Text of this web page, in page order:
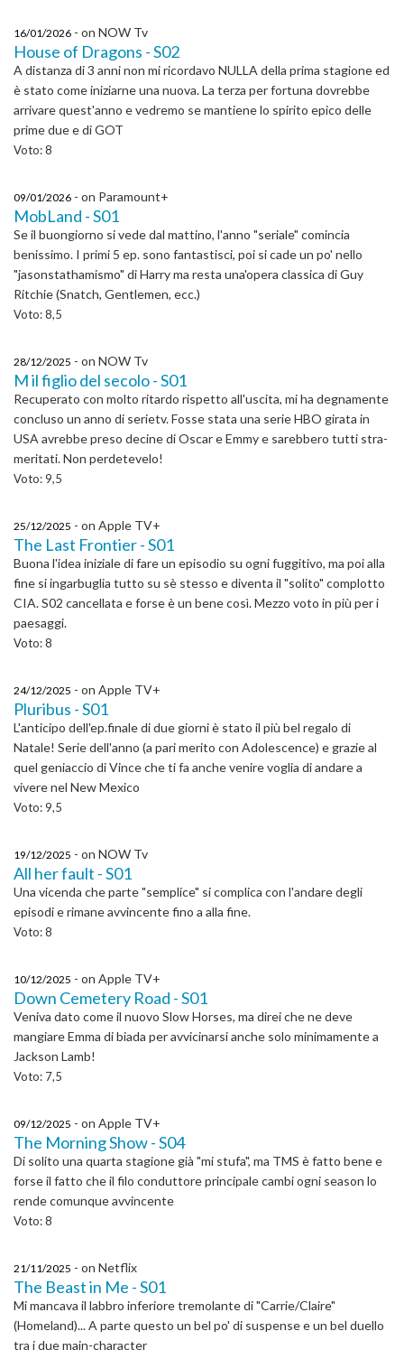
16/01/2026 - on NOW Tv
House of Dragons - S02
A distanza di 3 anni non mi ricordavo NULLA della prima stagione ed
è stato come iniziarne una nuova. La terza per fortuna dovrebbe
arrivare quest'anno e vedremo se mantiene lo spirito epico delle
prime due e di GOT
Voto: 8
09/01/2026 - on Paramount+
MobLand - S01
Se il buongiorno si vede dal mattino, l'anno "seriale" comincia
benissimo. I primi 5 ep. sono fantastisci, poi si cade un po' nello
"jasonstathamismo" di Harry ma resta una'opera classica di Guy
Ritchie (Snatch, Gentlemen, ecc.)
Voto: 8,5
28/12/2025 - on NOW Tv
M il figlio del secolo - S01
Recuperato con molto ritardo rispetto all'uscita, mi ha degnamente
concluso un anno di serietv. Fosse stata una serie HBO girata in
USA avrebbe preso decine di Oscar e Emmy e sarebbero tutti stra-
meritati. Non perdetevelo!
Voto: 9,5
25/12/2025 - on Apple TV+
The Last Frontier - S01
Buona l'idea iniziale di fare un episodio su ogni fuggitivo, ma poi alla
fine si ingarbuglia tutto su sè stesso e diventa il "solito" complotto
CIA. S02 cancellata e forse è un bene così. Mezzo voto in più per i
paesaggi.
Voto: 8
24/12/2025 - on Apple TV+
Pluribus - S01
L'anticipo dell'ep.finale di due giorni è stato il più bel regalo di
Natale! Serie dell'anno (a pari merito con Adolescence) e grazie al
quel geniaccio di Vince che ti fa anche venire voglia di andare a
vivere nel New Mexico
Voto: 9,5
19/12/2025 - on NOW Tv
All her fault - S01
Una vicenda che parte "semplice" si complica con l'andare degli
episodi e rimane avvincente fino a alla fine.
Voto: 8
10/12/2025 - on Apple TV+
Down Cemetery Road - S01
Veniva dato come il nuovo Slow Horses, ma direi che ne deve
mangiare Emma di biada per avvicinarsi anche solo minimamente a
Jackson Lamb!
Voto: 7,5
09/12/2025 - on Apple TV+
The Morning Show - S04
Di solito una quarta stagione già "mi stufa", ma TMS è fatto bene e
forse il fatto che il filo conduttore principale cambi ogni season lo
rende comunque avvincente
Voto: 8
21/11/2025 - on Netflix
The Beast in Me - S01
Mi mancava il labbro inferiore tremolante di "Carrie/Claire"
(Homeland)... A parte questo un bel po' di suspense e un bel duello
tra i due main-character